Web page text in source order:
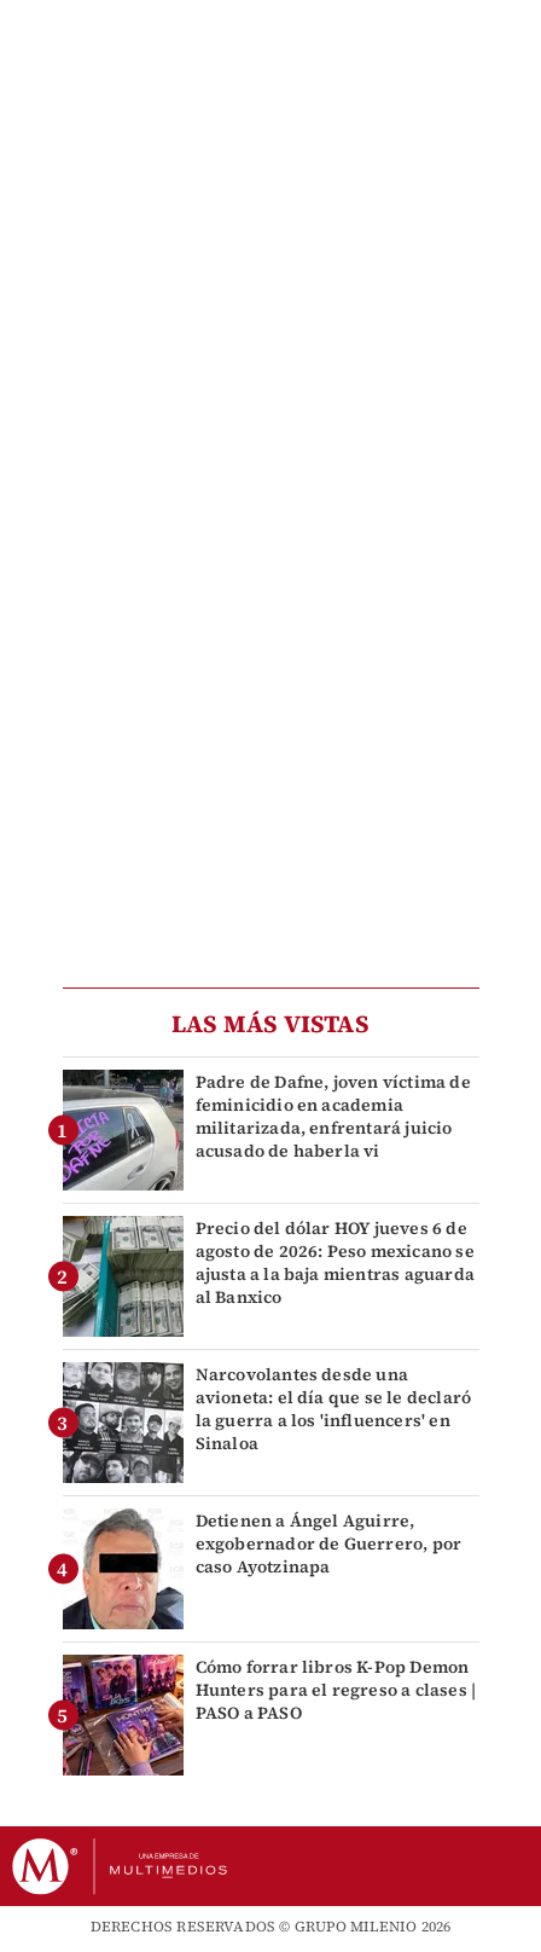
LAS MÁS VISTAS
Padre de Dafne, joven víctima de
feminicidio en academia
militarizada, enfrentará juicio
acusado de haberla vi
Precio del dólar HOY jueves 6 de
agosto de 2026: Peso mexicano se
ajusta a la baja mientras aguarda
al Banxico
Narcovolantes desde una
avioneta: el día que se le declaró
la guerra a los 'influencers' en
Sinaloa
Detienen a Ángel Aguirre,
exgobernador de Guerrero, por
caso Ayotzinapa
Cómo forrar libros K-Pop Demon
Hunters para el regreso a clases |
PASO a PASO
DERECHOS RESERVADOS © GRUPO MILENIO 2026